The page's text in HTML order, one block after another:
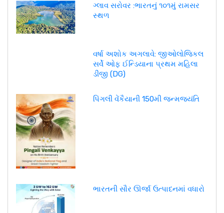
ગ્લાવ સરોવર :ભારતનું ૧૦૧મું રામસર
સ્થળ
વર્ષા અશોક અગલાવે: જીઓલોજિકલ
સર્વે ઓફ ઈન્ડિયાના પ્રથમ મહિલા
ડીજી (DG)
પિંગલી વેંકૈયાની 150મી જન્મજયંતિ
ભારતની સૌર ઊર્જા ઉત્પાદનમાં વધારો